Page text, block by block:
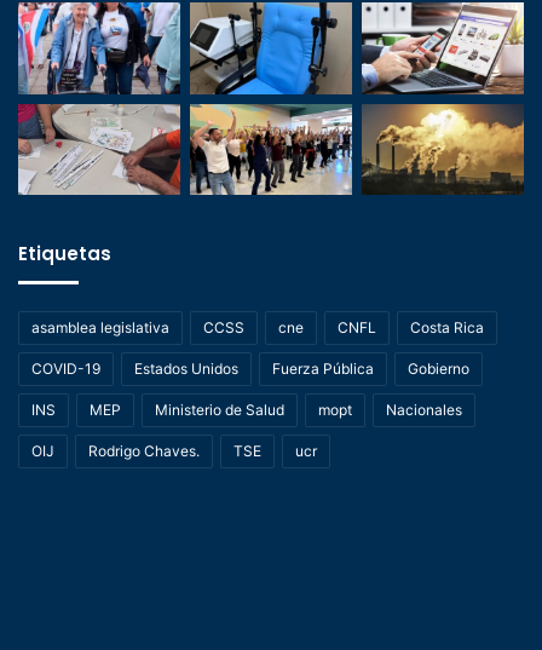
Etiquetas
asamblea legislativa CCSS cne CNFL Costa Rica
COVID-19 Estados Unidos Fuerza Pública Gobierno
INS MEP Ministerio de Salud mopt Nacionales
OIJ Rodrigo Chaves. TSE ucr